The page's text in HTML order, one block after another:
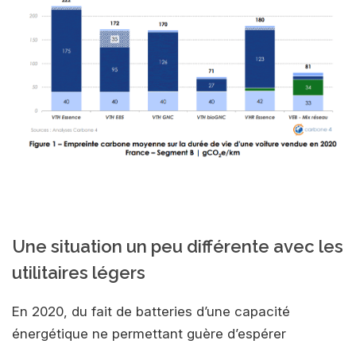
Une situation un peu différente avec les
utilitaires légers
En 2020, du fait de batteries d’une capacité
énergétique ne permettant guère d’espérer